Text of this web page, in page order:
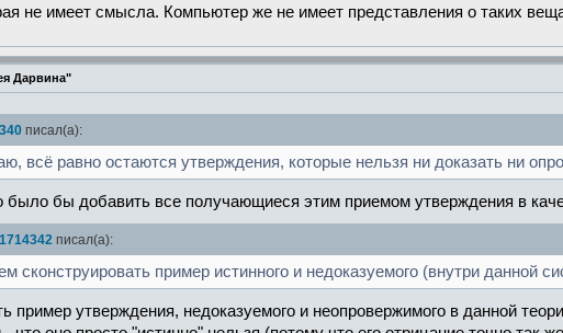
не имеет смысла. Компьютер же не имеет представления о таких
Дарвина"
писал(а):
всё равно остаются утверждения, которые нельзя ни доказать ни
было бы добавить все получающиеся этим приемом утверждения в
писал(а):
сконструировать пример истинного и недоказуемого (внутри данной
пример утверждения, недоказуемого и неопровержимого в данной